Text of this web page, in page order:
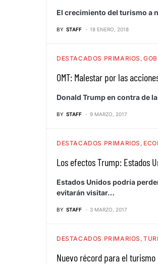
El crecimiento del turismo a
BY STAFF 18 ENERO, 2018
DESTACADOS PRIMARIOS
OMT: Malestar por las
Donald Trump en contra de
BY STAFF 9 MARZO, 2017
DESTACADOS PRIMARIOS
Los efectos Trump: Estados
Estados Unidos podría
evitarán visitar…
BY STAFF 3 MARZO, 2017
DESTACADOS PRIMARIOS
Nuevo récord para el